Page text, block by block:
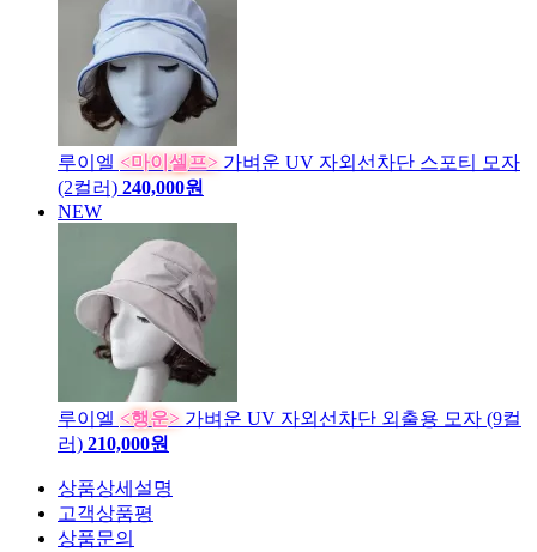
루이엘 <마이셀프> 가벼운 UV 자외선차단 스포티 모자
(2컬러) 240,000원
NEW
루이엘 <행운> 가벼운 UV 자외선차단 외출용 모자 (9컬
러) 210,000원
상품상세설명
고객상품평
상품문의